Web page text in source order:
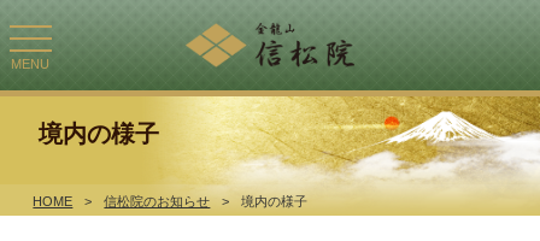
toggle
navigation
MENU
HOME > 信松院のお知らせ > 境内の様子
境内の様子